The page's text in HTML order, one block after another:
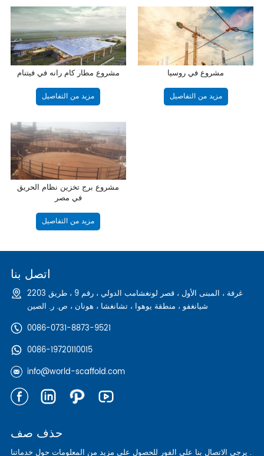
مشروع مطار كام رانه في فيتنام
مزيد من التفاصيل
مشروع في روسيا
مزيد من التفاصيل
مشروع برج تخزين نظام الحريق
في مصر
مزيد من التفاصيل
اتصل بنا
2203 غرفة ، المبنى الأول ، قصر لونغشامب الدولي ، رقم 9 ، طريق
شيانغفو ، منطقة يوهوا ، تشانغشا ، هونان ، ص. ر. الصين
0086-0731-8873-9521
0086-19720110015
info@world-scaffold.com
حذف صف
يرجى الاتصال بنا على الفور للحصول على مزيد من المعلومات حول خدماتنا .